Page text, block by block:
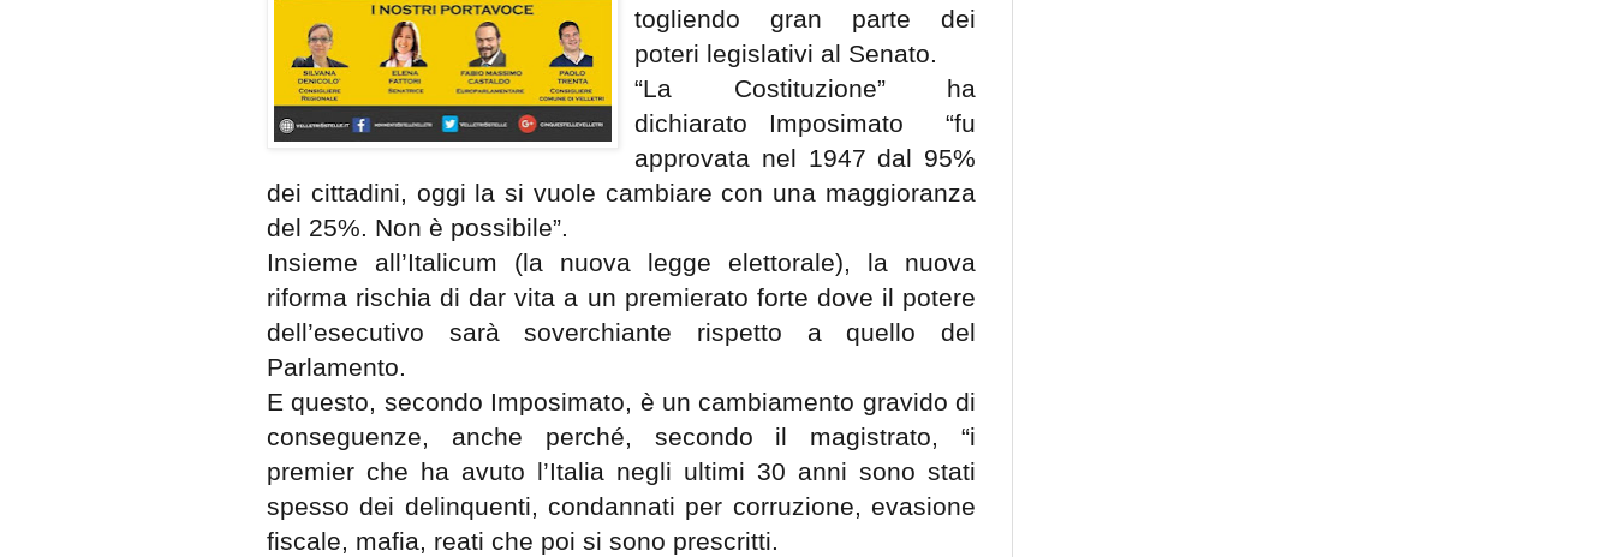
togliendo gran parte dei
poteri legislativi al Senato.
“La Costituzione” ha
dichiarato Imposimato “fu
approvata nel 1947 dal 95%
dei cittadini, oggi la si vuole cambiare con una maggioranza
del 25%. Non è possibile”.
Insieme all’Italicum (la nuova legge elettorale), la nuova
riforma rischia di dar vita a un premierato forte dove il potere
dell’esecutivo sarà soverchiante rispetto a quello del
Parlamento.
E questo, secondo Imposimato, è un cambiamento gravido di
conseguenze, anche perché, secondo il magistrato, “i
premier che ha avuto l’Italia negli ultimi 30 anni sono stati
spesso dei delinquenti, condannati per corruzione, evasione
fiscale, mafia, reati che poi si sono prescritti.